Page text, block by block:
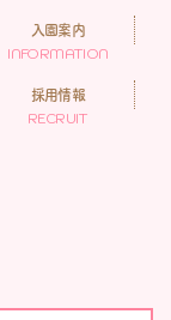
入園案内
INFORMATION
採用情報
RECRUIT